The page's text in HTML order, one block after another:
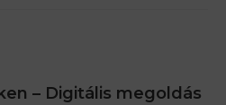
– Digitális megoldás